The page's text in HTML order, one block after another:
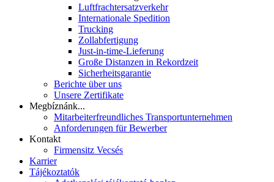
Luftfrachtersatzverkehr
Internationale Spedition
Trucking
Zollabfertigung
Just-in-time-Lieferung
Große Distanzen in Rekordzeit
Sicherheitsgarantie
Berichte über uns
Unsere Zertifikate
Megbíznánk...
Mitarbeiterfreundliches Transportunternehmen
Anforderungen für Bewerber
Kontakt
Firmensitz Vecsés
Karrier
Tájékoztatók